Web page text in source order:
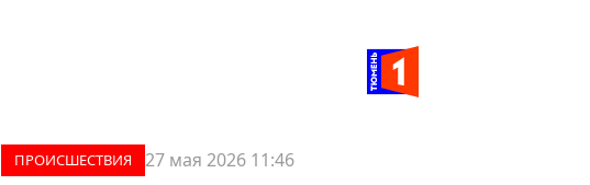
ПРОИCШЕСТВИЯ 27 мая 2026 11:46